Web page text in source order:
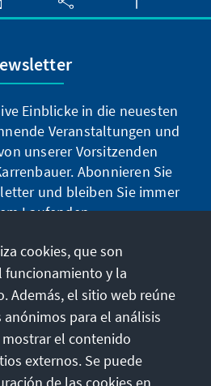
Einblicke in die neuesten
Veranstaltungen und
unserer Vorsitzenden
Abonnieren Sie
und bleiben Sie immer
Laufenden.
abonnieren
cookies, que son
funcionamiento y la
Además, el sitio web reúne
para el análisis
el contenido
externos. Se puede
de las cookies en